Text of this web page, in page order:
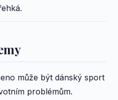
může být dánský sport
problémům.